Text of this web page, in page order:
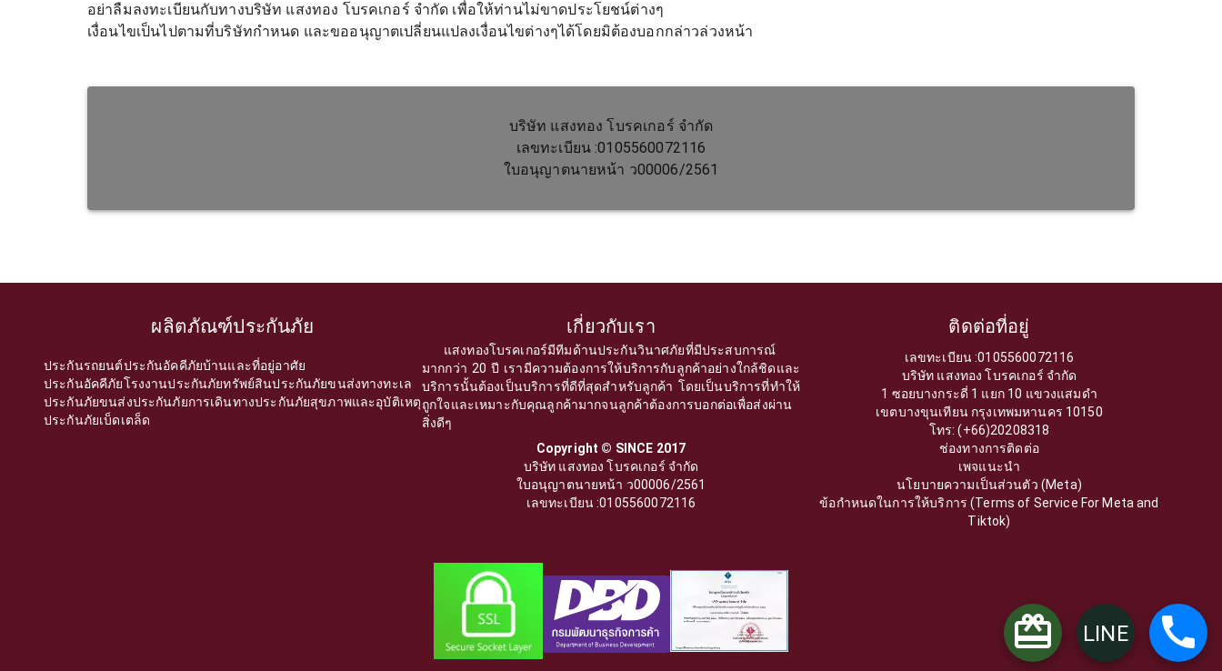
LINE
อย่าลืมลงทะเบียนกับทางบริษัท แสงทอง โบรคเกอร์ จำกัด เพื่อให้ท่านไม่ขาดประโยชน์ต่างๆ
เงื่อนไขเป็นไปตามที่บริษัทกำหนด และขออนุญาตเปลี่ยนแปลงเงื่อนไขต่างๆได้โดยมิต้องบอกกล่าวล่วงหน้า
บริษัท แสงทอง โบรคเกอร์ จำกัด
เลขทะเบียน :0105560072116
ใบอนุญาตนายหน้า ว00006/2561
ผลิตภัณฑ์ประกันภัย
ประกันรถยนต์ประกันอัคคีภัยบ้านและที่อยู่อาศัย
ประกันอัคคีภัยโรงงานประกันภัยทรัพย์สินประกันภัยขนส่งทางทะเล
ประกันภัยขนส่งประกันภัยการเดินทางประกันภัยสุขภาพและอุบัติเหตุ
ประกันภัยเบ็ดเตล็ด
เกี่ยวกับเรา
แสงทองโบรคเกอร์มีทีมด้านประกันวินาศภัยที่มีประสบการณ์
มากกว่า 20 ปี เรามีความต้องการให้บริการกับลูกค้าอย่างใกล้ชิดและ
บริการนั้นต้องเป็นบริการที่ดีที่สุดสำหรับลูกค้า โดยเป็นบริการที่ทำให้
ถูกใจและเหมาะกับคุณลูกค้ามากจนลูกค้าต้องการบอกต่อเพื่อส่งผ่าน
สิ่งดีๆ
Copyright © SINCE 2017
บริษัท แสงทอง โบรคเกอร์ จำกัด
ใบอนุญาตนายหน้า ว00006/2561
เลขทะเบียน :0105560072116
ติดต่อที่อยู่
เลขทะเบียน :0105560072116
บริษัท แสงทอง โบรคเกอร์ จำกัด
1 ซอยบางกระดี่ 1 แยก 10 แขวงแสมดำ
เขตบางขุนเทียน กรุงเทพมหานคร 10150
โทร: (+66)20208318
ช่องทางการติดต่อ
เพจแนะนำ
นโยบายความเป็นส่วนตัว (Meta)
ข้อกำหนดในการให้บริการ (Terms of Service For Meta and
Tiktok)